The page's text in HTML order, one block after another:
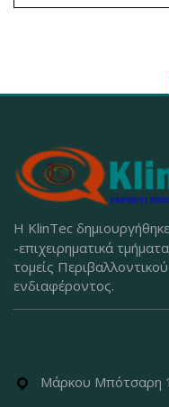
Η KlinTec
-επιχειρηματικά
τομείς
ενδιαφέροντος.
Μάρκου Μπότσαρη